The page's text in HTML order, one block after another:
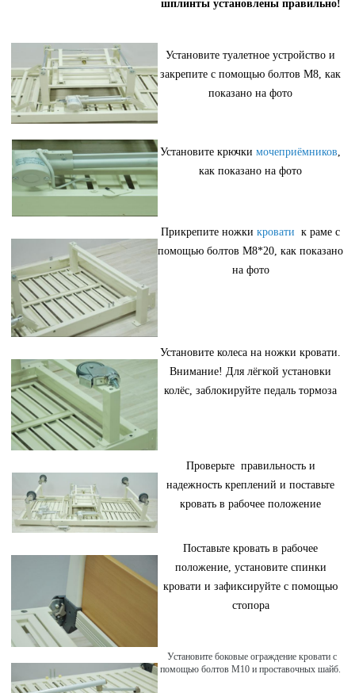
шплинты установлены правильно!
Установите туалетное устройство и
закрепите с помощью болтов М8, как
показано на фото
Установите крючкимочеприёмников,
как показано на фото
Прикрепите ножкикровати к раме с
помощью болтов М8*20, как показано
на фото
Установите колеса на ножки кровати.
Внимание! Для лёгкой установки
колёс, заблокируйте педаль тормоза
Проверьте правильность и
надежность креплений и поставьте
кровать в рабочее положение
Поставьте кровать в рабочее
положение, установите спинки
кровати и зафиксируйте с помощью
стопора
Установите боковые ограждение кровати с
помощью болтов М10 и проставочных шайб.